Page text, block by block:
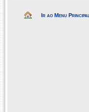
Ir ao Menu Principal